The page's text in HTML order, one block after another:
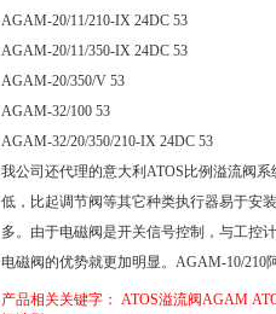
AGAM-20/11/210-IX 24DC 53
AGAM-20/11/350-IX 24DC 53
AGAM-20/350/V 53
AGAM-32/100 53
AGAM-32/20/350/210-IX 24DC 53
我公司还代理的意大利ATOS比例溢流阀
低，比起调节阀等其它种类执行器易于安
多。由于电磁阀是开关信号控制，与工控
电磁阀的优势就更加明显。AGAM-10/210
产品相关关键字： ATOS溢流阀AGAM